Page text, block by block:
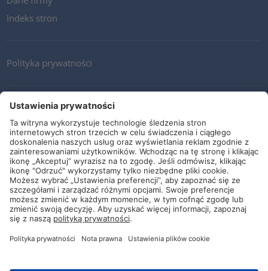
Indeks stron
Polityka prywatności
Kontakt
Newsletter
Ogólne warunki i dostawy
Wytyczne i zobowiązania
Media społecznościowe